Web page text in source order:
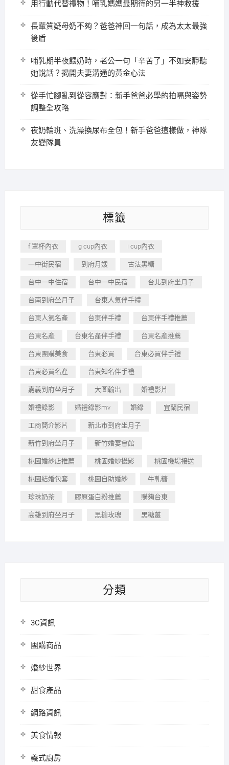
用行動代替禮物！哺乳媽媽最期待的另一半神救援
長輩質疑母奶不夠？爸爸神回一句話，成為太太最強
後盾
哺乳期半夜餵奶時，老公一句「辛苦了」不如安靜聽
她說話？揭開夫妻溝通的黃金心法
從手忙腳亂到從容應對：新手爸爸必學的拍嗝與姿勢
調整全攻略
夜奶輪班、洗澡換尿布全包！新手爸爸這樣做，神隊
友變隊員
標籤
f 罩杯內衣 g cup內衣 i cup內衣
一中街民宿 到府月嫂 古法黑糖
台中一中住宿 台中一中民宿 台北到府坐月子
台南到府坐月子 台東人氣伴手禮
台東人氣名產 台東伴手禮 台東伴手禮推薦
台東名產 台東名產伴手禮 台東名產推薦
台東團購美食 台東必買 台東必買伴手禮
台東必買名產 台東知名伴手禮
嘉義到府坐月子 大圖輸出 婚禮影片
婚禮錄影 婚禮錄影mv 婚錄 宜蘭民宿
工商簡介影片 新北市到府坐月子
新竹到府坐月子 新竹婚宴會館
桃園婚紗店推薦 桃園婚紗攝影 桃園機場接送
桃園結婚包套 桃園自助婚紗 牛軋糖
珍珠奶茶 膠原蛋白粉推薦 購夠台東
高雄到府坐月子 黑糖玫瑰 黑糖薑
分類
3C資訊
團購商品
婚紗世界
甜食產品
網路資訊
美食情報
義式廚房